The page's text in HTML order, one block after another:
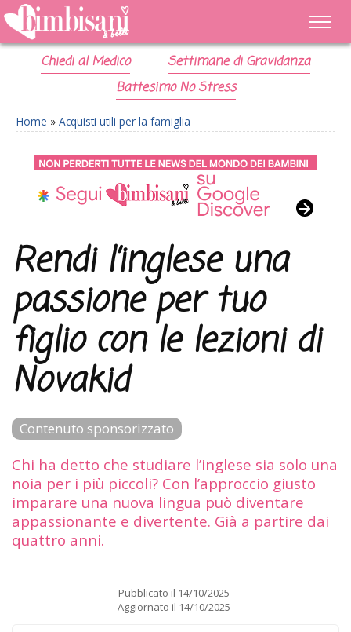
Chiedi al Medico
Settimane di Gravidanza
Battesimo No Stress
Home » Acquisti utili per la famiglia
Rendi l’inglese una
passione per tuo
figlio con le lezioni di
Novakid
Contenuto sponsorizzato
Chi ha detto che studiare l’inglese sia solo una
noia per i più piccoli? Con l’approccio giusto
imparare una nuova lingua può diventare
appassionante e divertente. Già a partire dai
quattro anni.
Pubblicato il 14/10/2025
Aggiornato il 14/10/2025